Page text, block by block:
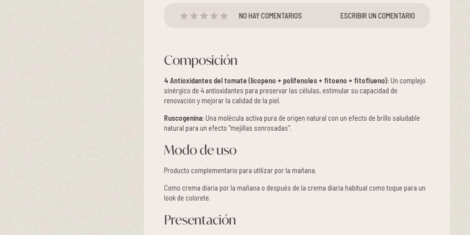
NO HAY COMENTARIOS ESCRIBIR UN COMENTARIO
Composición
4 Antioxidantes del tomate (licopeno + polifenoles + fitoeno + fitoflueno): Un complejo
sinérgico de 4 antioxidantes para preservar las células, estimular su capacidad de
renovación y mejorar la calidad de la piel.
Ruscogenina: Una molécula activa pura de origen natural con un efecto de brillo saludable
natural para un efecto "mejillas sonrosadas".
Modo de uso
Producto complementario para utilizar por la mañana.
Como crema diaria por la mañana o después de la crema diaria habitual como toque para un
look de colorete.
Presentación